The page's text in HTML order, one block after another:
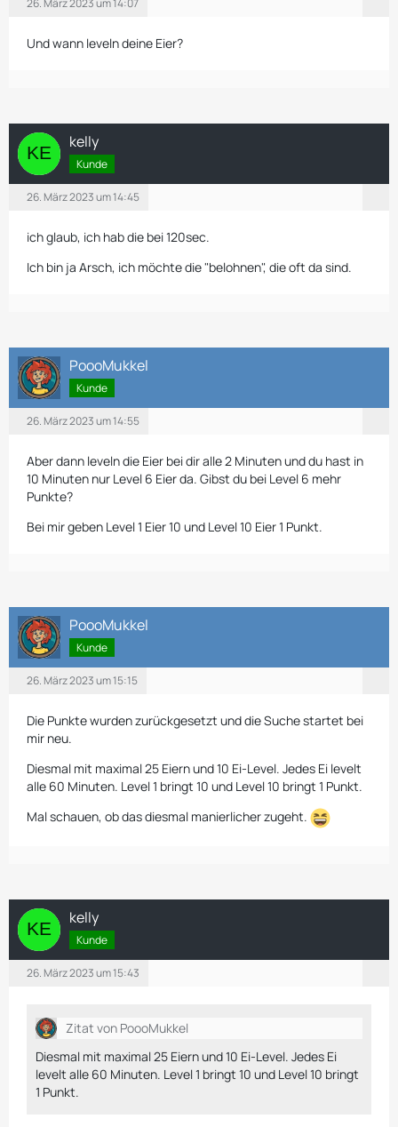
Und wann leveln deine Eier?
kelly
Kunde
26. März 2023 um 14:45
ich glaub, ich hab die bei 120sec.
Ich bin ja Arsch, ich möchte die "belohnen", die oft da sind.
PoooMukkel
Kunde
26. März 2023 um 14:55
Aber dann leveln die Eier bei dir alle 2 Minuten und du hast in
10 Minuten nur Level 6 Eier da. Gibst du bei Level 6 mehr
Punkte?
Bei mir geben Level 1 Eier 10 und Level 10 Eier 1 Punkt.
PoooMukkel
Kunde
26. März 2023 um 15:15
Die Punkte wurden zurückgesetzt und die Suche startet bei
mir neu.
Diesmal mit maximal 25 Eiern und 10 Ei-Level. Jedes Ei levelt
alle 60 Minuten. Level 1 bringt 10 und Level 10 bringt 1 Punkt.
Mal schauen, ob das diesmal manierlicher zugeht.
kelly
Kunde
26. März 2023 um 15:43
Zitat von PoooMukkel
Diesmal mit maximal 25 Eiern und 10 Ei-Level. Jedes Ei
levelt alle 60 Minuten. Level 1 bringt 10 und Level 10 bringt
1 Punkt.